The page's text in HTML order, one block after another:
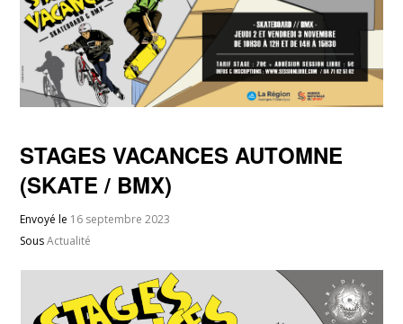
STAGES VACANCES AUTOMNE
(SKATE / BMX)
Envoyé le 16 septembre 2023
SousActualité